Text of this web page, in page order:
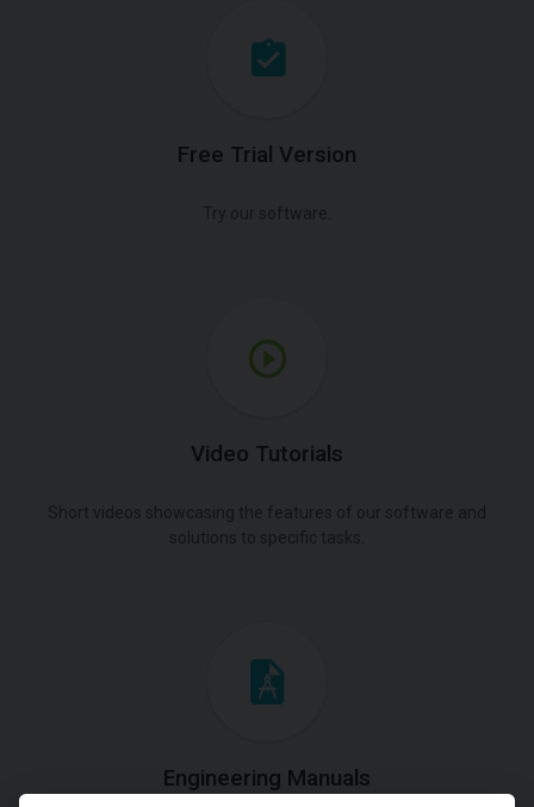
Free Trial Version
Video Tutorials
Engineering Manuals